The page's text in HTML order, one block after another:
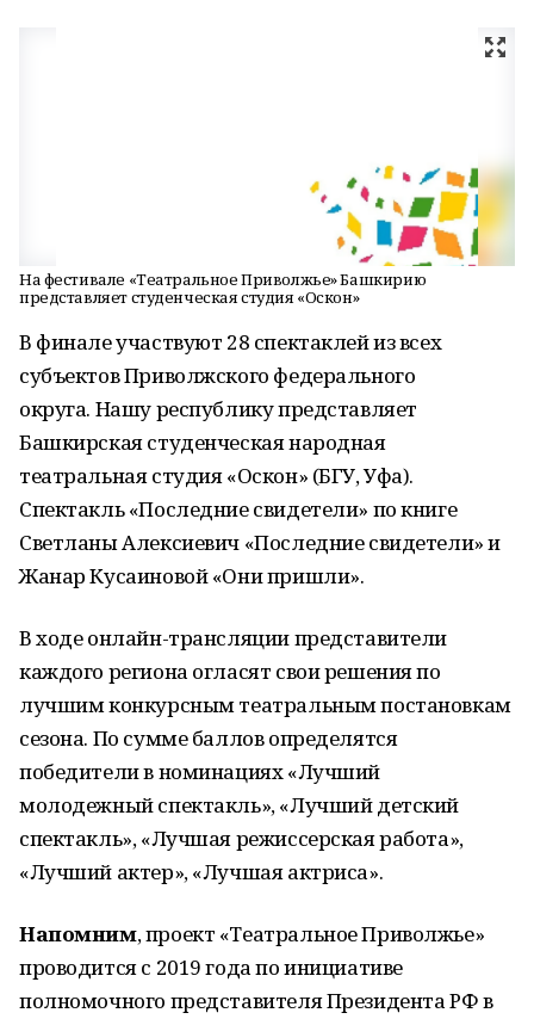
На фестивале «Театральное Приволжье» Башкирию
представляет студенческая студия «Оскон»
В финале участвуют 28 спектаклей из всех
субъектов Приволжского федерального
округа. Нашу республику представляет
Башкирская студенческая народная
театральная студия «Оскон» (БГУ, Уфа).
Спектакль «Последние свидетели» по книге
Светланы Алексиевич «Последние свидетели» и
Жанар Кусаиновой «Они пришли».
В ходе онлайн-трансляции представители
каждого региона огласят свои решения по
лучшим конкурсным театральным постановкам
сезона. По сумме баллов определятся
победители в номинациях «Лучший
молодежный спектакль», «Лучший детский
спектакль», «Лучшая режиссерская работа»,
«Лучший актер», «Лучшая актриса».
Напомним, проект «Театральное Приволжье»
проводится с 2019 года по инициативе
полномочного представителя Президента РФ в